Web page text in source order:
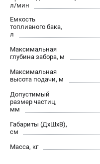
Сварочные аппараты TIG
Сварочные материалы
+7
Информация размещённая
Режим
л/мин
Емкость
топливного бака,
л
Максимальная
глубина забора, м
Максимальная
высота подачи, м
Допустимый
размер частиц,
мм
Габариты (ДхШхВ),
см
Масса, кг